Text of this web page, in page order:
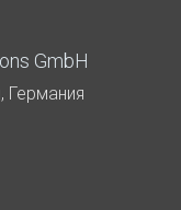
GmbH
Германия